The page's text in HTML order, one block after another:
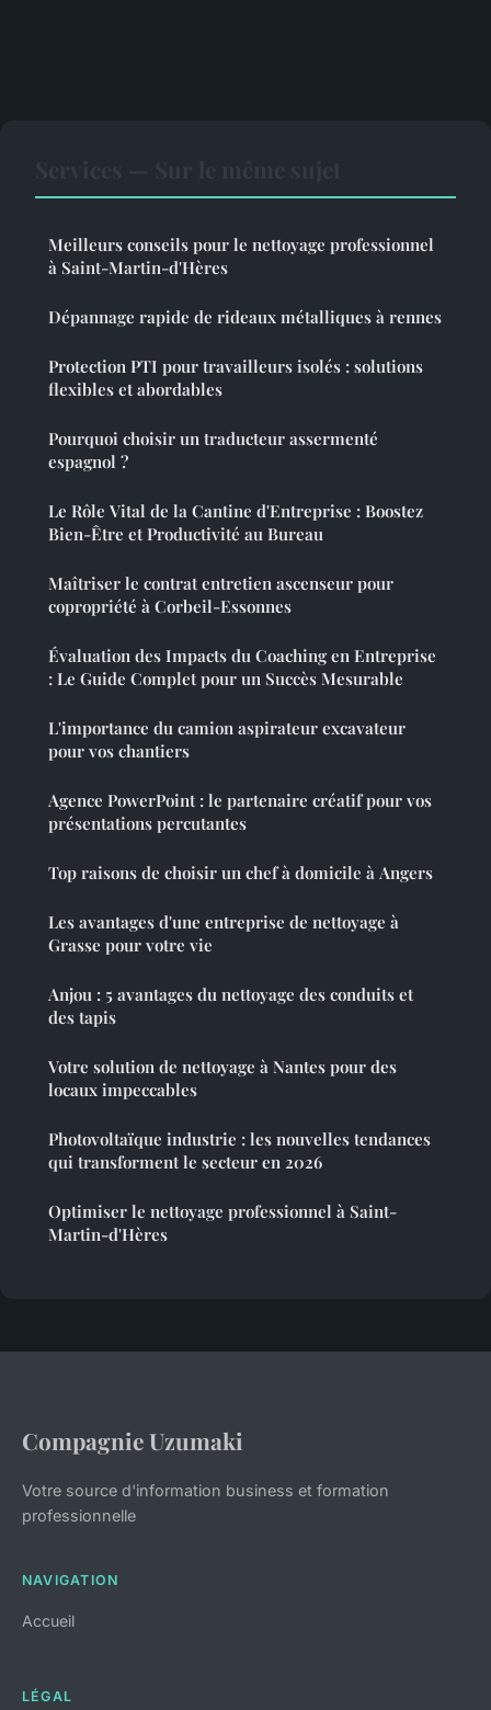
Meilleurs conseils pour le nettoyage professionnel
à Saint-Martin-d'Hères
Dépannage rapide de rideaux métalliques à rennes
Protection PTI pour travailleurs isolés : solutions
flexibles et abordables
Pourquoi choisir un traducteur assermenté
espagnol ?
Le Rôle Vital de la Cantine d'Entreprise : Boostez
Bien-Être et Productivité au Bureau
Maîtriser le contrat entretien ascenseur pour
copropriété à Corbeil-Essonnes
Évaluation des Impacts du Coaching en Entreprise
: Le Guide Complet pour un Succès Mesurable
L'importance du camion aspirateur excavateur
pour vos chantiers
Agence PowerPoint : le partenaire créatif pour vos
présentations percutantes
Top raisons de choisir un chef à domicile à Angers
Les avantages d'une entreprise de nettoyage à
Grasse pour votre vie
Anjou : 5 avantages du nettoyage des conduits et
des tapis
Votre solution de nettoyage à Nantes pour des
locaux impeccables
Photovoltaïque industrie : les nouvelles tendances
qui transforment le secteur en 2026
Optimiser le nettoyage professionnel à Saint-
Martin-d'Hères
Compagnie Uzumaki
Votre source d'information business et formation
professionnelle
NAVIGATION
Accueil
LÉGAL